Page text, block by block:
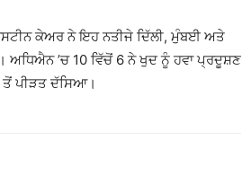
ਕੇਅਰ ਨੇ ਇਹ ਨਤੀਜੇ ਦਿੱਲੀ, ਮੁੰਬਈ ਅਤੇ
ਅਧਿਐਨ ’ਚ 10 ਵਿੱਚੋਂ 6 ਨੇ ਖੁਦ ਨੂੰ ਹਵਾ ਪ੍ਰਦੂਸ਼ਣ
ਤੋਂ ਪੀੜਤ ਦੱਸਿਆ।